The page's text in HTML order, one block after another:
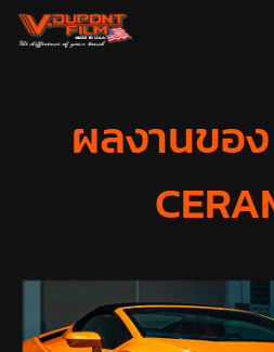
ผลงานของ